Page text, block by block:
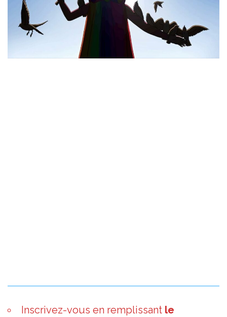
Inscrivez-vous en remplissant le